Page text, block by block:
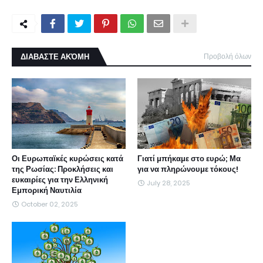
ΔΙΑΒΑΣΤΕ ΑΚΌΜΗ Προβολή όλων
Οι Ευρωπαϊκές κυρώσεις κατά
της Ρωσίας: Προκλήσεις και
ευκαιρίες για την Ελληνική
Εμπορική Ναυτιλία
October 02, 2025
Γιατί μπήκαμε στο ευρώ; Μα
για να πληρώνουμε τόκους!
July 28, 2025